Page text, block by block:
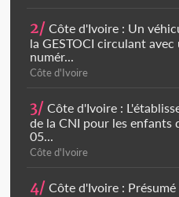
2/ Côte d'Ivoire : Un
la GESTOCI circulant avec
numér...
Côte d'Ivoire
3/ Côte d'Ivoire :
de la CNI pour les enfants
05...
Côte d'Ivoire
4/ Côte d'Ivoire : Présumé